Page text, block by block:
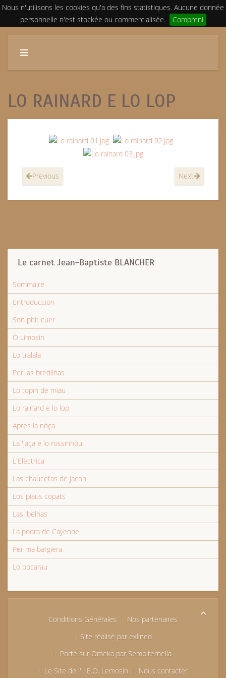
Nous n'utilisons les cookies qu'a des fins statistiques. Aucune donnée
personnelle n'est stockée ou commercialisée.
Compreni
LO RAINARD E LO LOP
Previous Next
Le carnet Jean-Baptiste BLANCHER
Sommaire
Entroduccion
Son pitit cuer
Ò Limosin
Lo tralala
Per las bredilhas
Lo topin de miau
Lo rainard e lo lop
Apres la nòça
La 'jaça e lo rossinhòu
L'Electrica
Las chaucetas de Jacon
Los piaus copats
Las 'belhas
La podra de Cayenne
Per ma bargiera
Lo bocarau
Conditions Générales
Nos partenaires
Site réalisé par exlineo
Porté sur Omeka par Sempiternelia
Le Site de l' I.E.O. Lemosin
Nous contacter